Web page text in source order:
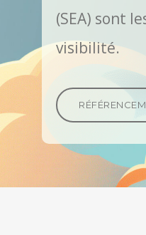
(SEA) sont
visibilité.